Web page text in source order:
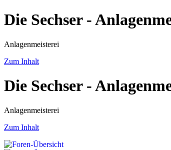
Die Sechser -
Anlagenmeisterei
Zum Inhalt
Die Sechser -
Anlagenmeisterei
Zum Inhalt